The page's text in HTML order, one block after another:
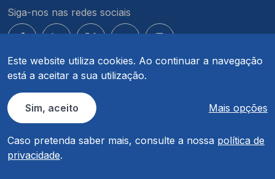
Este website utiliza cookies. Ao continuar a navegação
está a aceitar a sua utilização.
Sim, aceito Mais opções
Caso pretenda saber mais, consulte a nossa política de
privacidade.
Siga-nos nas redes sociais
© COMPETE 2030. Todos os direitos reservados.